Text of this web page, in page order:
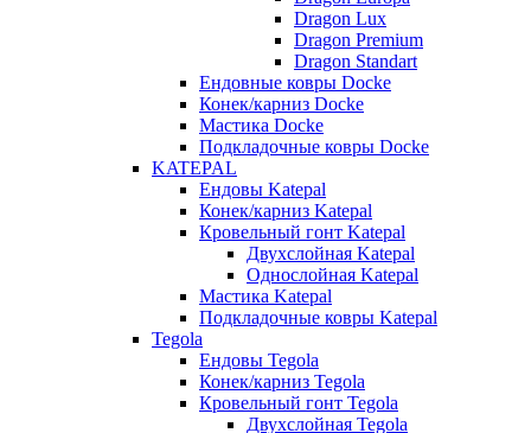
Dragon Lux
Dragon Premium
Dragon Standart
Ендовные ковры Docke
Конек/карниз Docke
Мастика Docke
Подкладочные ковры Docke
KATEPAL
Ендовы Katepal
Конек/карниз Katepal
Кровельный гонт Katepal
Двухслойная Katepal
Однослойная Katepal
Мастика Katepal
Подкладочные ковры Katepal
Tegola
Ендовы Tegola
Конек/карниз Tegola
Кровельный гонт Tegola
Двухслойная Tegola